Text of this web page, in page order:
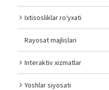
Ixtisosliklar ro‘yxati
Rayosat majlislari
Interaktiv xizmatlar
Yoshlar siyosati